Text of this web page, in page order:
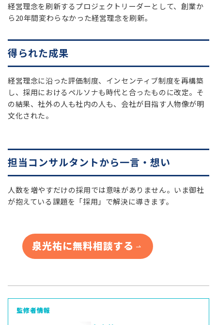
経営理念を刷新するプロジェクトリーダーとして、創業か
ら20年間変わらなかった経営理念を刷新。
得られた成果
経営理念に沿った評価制度、インセンティブ制度を再構築
し、採用におけるペルソナも時代と合ったものに改定。そ
の結果、社外の人も社内の人も、会社が目指す人物像が明
文化された。
担当コンサルタントから一言・想い
人数を増やすだけの採用では意味がありません。いま御社
が抱えている課題を「採用」で解決に導きます。
泉光祐に無料相談する
監修者情報